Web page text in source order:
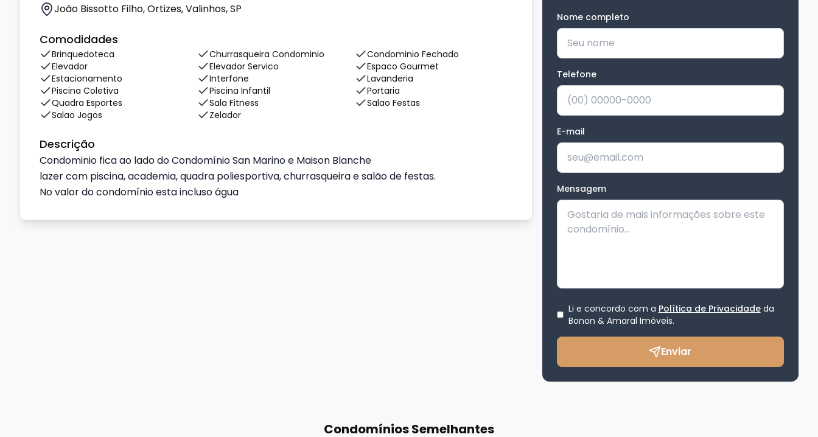
João Bissotto Filho, Ortizes, Valinhos, SP
Comodidades
Brinquedoteca Churrasqueira Condominio
Condominio Fechado
Elevador
Elevador Servico
Espaco Gourmet
Estacionamento
Interfone
Lavanderia
Piscina Coletiva
Piscina Infantil
Portaria
Quadra Esportes
Sala Fitness
Salao Festas
Salao Jogos
Zelador
Descrição
Condominio fica ao lado do Condomínio San Marino e Maison Blanche
lazer com piscina, academia, quadra poliesportiva, churrasqueira e salão de festas.
No valor do condomínio esta incluso água
Nome completo
Telefone
E-mail
Mensagem
Li e concordo com a Política de Privacidadeda
Bonon & Amaral Imóveis.
Enviar
Condomínios Semelhantes